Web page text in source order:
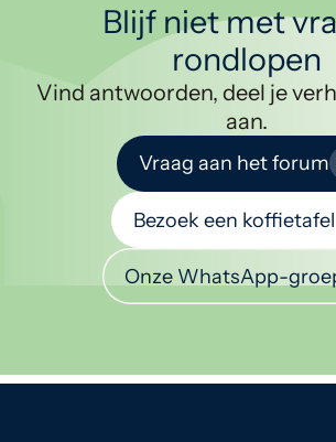
Blijf niet met
rondlopen
Vind antwoorden, deel je
aan.
Vraag aan het forum
Bezoek een koffietafel
Onze WhatsApp-